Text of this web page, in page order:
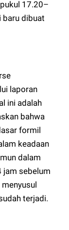
17.20–
baru dibuat
laporan
ini adalah
bahwa
formil
keadaan
dalam
jam sebelum
terjadi.